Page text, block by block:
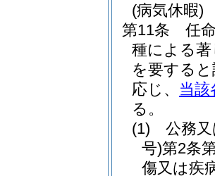
(病気休暇)
第11条
任
種による
を要する
応じ、 当該
る。
(1)
公務
号)第2条
傷又は疾